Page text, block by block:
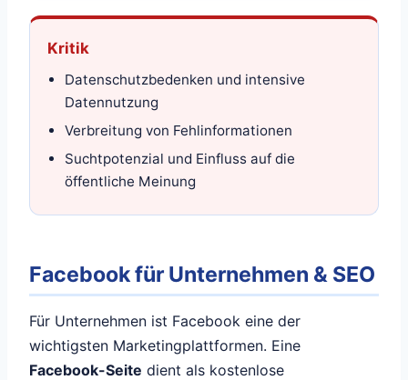
Kritik
Datenschutzbedenken und intensive
Datennutzung
Verbreitung von Fehlinformationen
Suchtpotenzial und Einfluss auf die
öffentliche Meinung
Facebook für Unternehmen & SEO
Für Unternehmen ist Facebook eine der
wichtigsten Marketingplattformen. Eine
Facebook-Seite dient als kostenlose